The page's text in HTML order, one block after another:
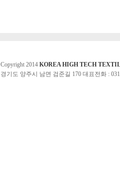
Copyright 2014 KOREA HIGH TECH
경기도 양주시 남면 검준길 170 대표전화 :